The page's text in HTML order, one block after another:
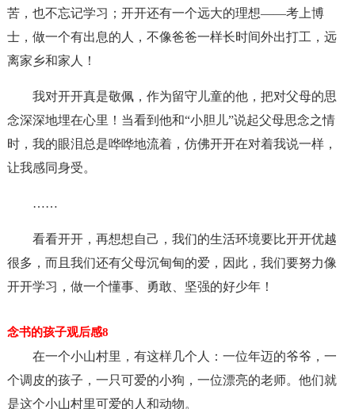
苦，也不忘记学习；开开还有一个远大的理想——考上博
士，做一个有出息的人，不像爸爸一样长时间外出打工，远
离家乡和家人！
我对开开真是敬佩，作为留守儿童的他，把对父母的思
念深深地埋在心里！当看到他和“小胆儿”说起父母思念之情
时，我的眼泪总是哗哗地流着，仿佛开开在对着我说一样，
让我感同身受。
……
看看开开，再想想自己，我们的生活环境要比开开优越
很多，而且我们还有父母沉甸甸的爱，因此，我们要努力像
开开学习，做一个懂事、勇敢、坚强的好少年！
念书的孩子观后感8
在一个小山村里，有这样几个人：一位年迈的爷爷，一
个调皮的孩子，一只可爱的小狗，一位漂亮的老师。他们就
是这个小山村里可爱的人和动物。